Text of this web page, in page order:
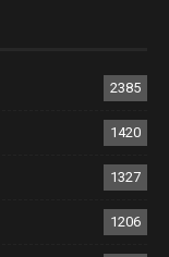
2385
1420
1327
1206